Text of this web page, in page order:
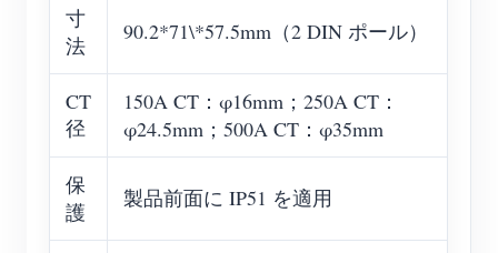
寸
法
90.2*71\*57.5mm（2 DIN ポール）
CT
径
150A CT：φ16mm；250A CT：
φ24.5mm；500A CT：φ35mm
保
護
製品前面に IP51 を適用